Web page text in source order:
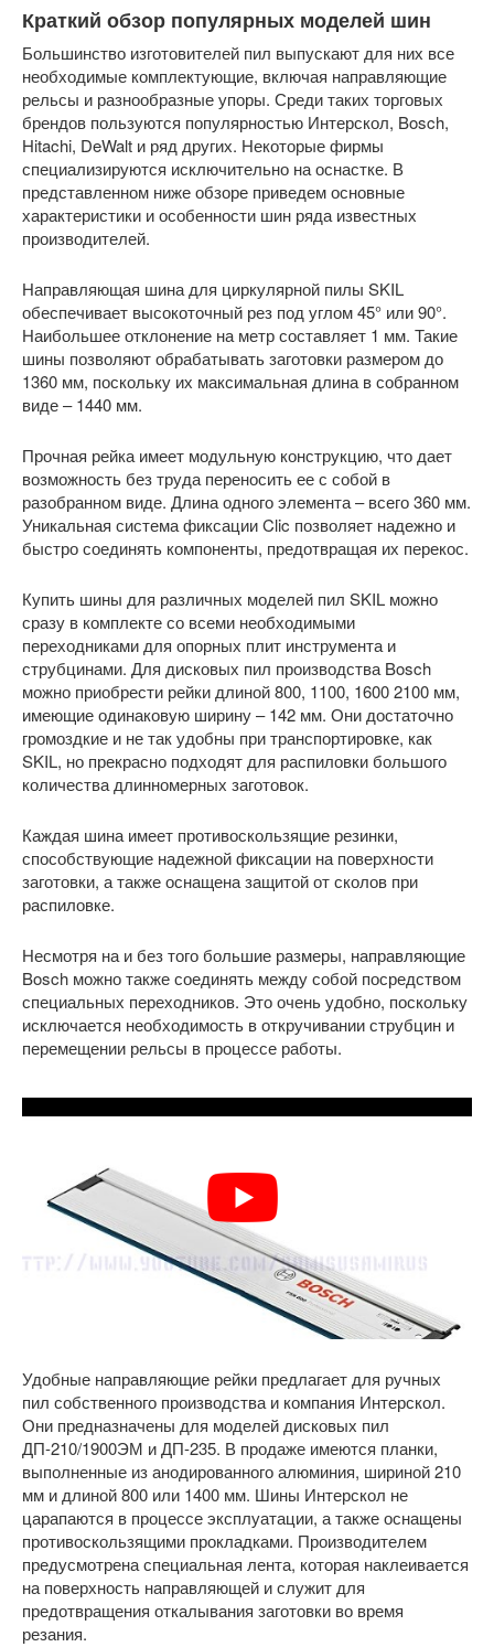
Краткий обзор популярных моделей шин
Большинство изготовителей пил выпускают для них все
необходимые комплектующие, включая направляющие
рельсы и разнообразные упоры. Среди таких торговых
брендов пользуются популярностью Интерскол, Bosch,
Hitachi, DeWalt и ряд других. Некоторые фирмы
специализируются исключительно на оснастке. В
представленном ниже обзоре приведем основные
характеристики и особенности шин ряда известных
производителей.
Направляющая шина для циркулярной пилы SKIL
обеспечивает высокоточный рез под углом 45° или 90°.
Наибольшее отклонение на метр составляет 1 мм. Такие
шины позволяют обрабатывать заготовки размером до
1360 мм, поскольку их максимальная длина в собранном
виде – 1440 мм.
Прочная рейка имеет модульную конструкцию, что дает
возможность без труда переносить ее с собой в
разобранном виде. Длина одного элемента – всего 360 мм.
Уникальная система фиксации Clic позволяет надежно и
быстро соединять компоненты, предотвращая их перекос.
Купить шины для различных моделей пил SKIL можно
сразу в комплекте со всеми необходимыми
переходниками для опорных плит инструмента и
струбцинами. Для дисковых пил производства Bosch
можно приобрести рейки длиной 800, 1100, 1600 2100 мм,
имеющие одинаковую ширину – 142 мм. Они достаточно
громоздкие и не так удобны при транспортировке, как
SKIL, но прекрасно подходят для распиловки большого
количества длинномерных заготовок.
Каждая шина имеет противоскользящие резинки,
способствующие надежной фиксации на поверхности
заготовки, а также оснащена защитой от сколов при
распиловке.
Несмотря на и без того большие размеры, направляющие
Bosch можно также соединять между собой посредством
специальных переходников. Это очень удобно, поскольку
исключается необходимость в откручивании струбцин и
перемещении рельсы в процессе работы.
Удобные направляющие рейки предлагает для ручных
пил собственного производства и компания Интерскол.
Они предназначены для моделей дисковых пил
ДП-210/1900ЭМ и ДП-235. В продаже имеются планки,
выполненные из анодированного алюминия, шириной 210
мм и длиной 800 или 1400 мм. Шины Интерскол не
царапаются в процессе эксплуатации, а также оснащены
противоскользящими прокладками. Производителем
предусмотрена специальная лента, которая наклеивается
на поверхность направляющей и служит для
предотвращения откалывания заготовки во время
резания.